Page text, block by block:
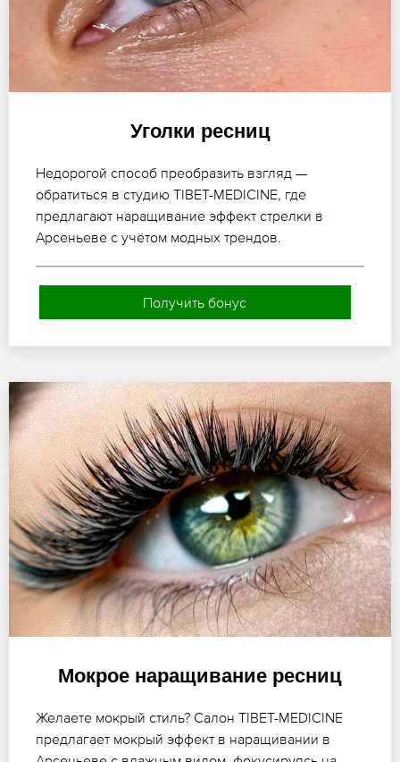
Уголки ресниц
Недорогой способ преобразить взгляд —
обратиться в студию TIBET-MEDICINE, где
предлагают наращивание эффект стрелки в
Арсеньеве с учётом модных трендов.
Получить бонус
Мокрое наращивание ресниц
Желаете мокрый стиль? Салон TIBET-MEDICINE
предлагает мокрый эффект в наращивании в